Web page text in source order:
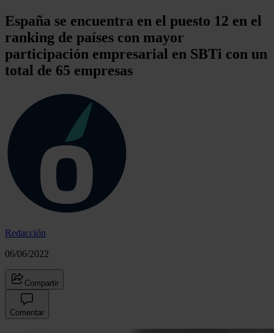
España se encuentra en el puesto 12 en el
ranking de países con mayor
participación empresarial en SBTi con un
total de 65 empresas
Redacción
06/06/2022
Compartir
Comentar